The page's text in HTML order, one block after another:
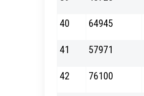
40 64945
41 57971
42 76100